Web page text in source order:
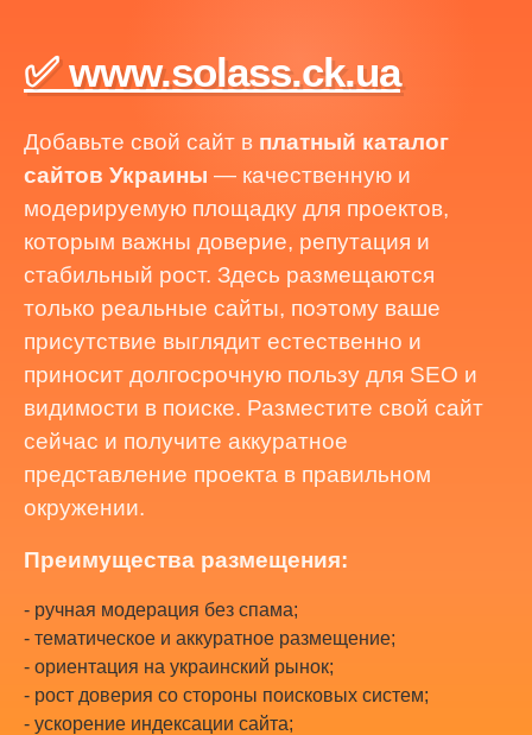
✅ www.solass.ck.ua
Добавьте свой сайт в платный каталог
сайтов Украины — качественную и
модерируемую площадку для проектов,
которым важны доверие, репутация и
стабильный рост. Здесь размещаются
только реальные сайты, поэтому ваше
присутствие выглядит естественно и
приносит долгосрочную пользу для SEO и
видимости в поиске. Разместите свой сайт
сейчас и получите аккуратное
представление проекта в правильном
окружении.
Преимущества размещения:
- ручная модерация без спама;
- тематическое и аккуратное размещение;
- ориентация на украинский рынок;
- рост доверия со стороны поисковых систем;
- ускорение индексации сайта;